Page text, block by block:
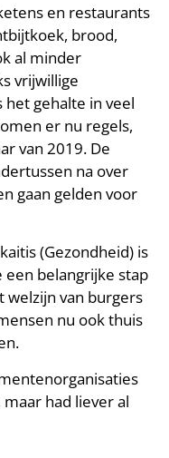
en restaurants
brood,
al minder
vrijwillige
gehalte in veel
er nu regels,
van 2019. De
na over
gaan gelden voor
(Gezondheid) is
een belangrijke stap
welzijn van burgers
nu ook thuis
had liever al